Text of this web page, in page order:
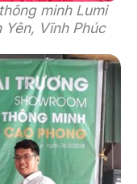
minh Lumi
Yên, Vĩnh Phúc